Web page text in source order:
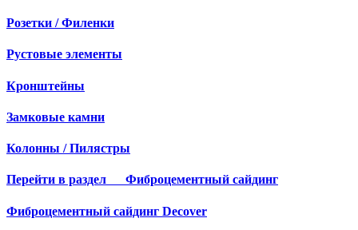
Розетки / Филенки
Рустовые элементы
Кронштейны
Замковые камни
Колонны / Пилястры
Перейти в раздел Фиброцементный сайдинг
Фиброцементный сайдинг Decover